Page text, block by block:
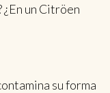
un Citröen
su forma